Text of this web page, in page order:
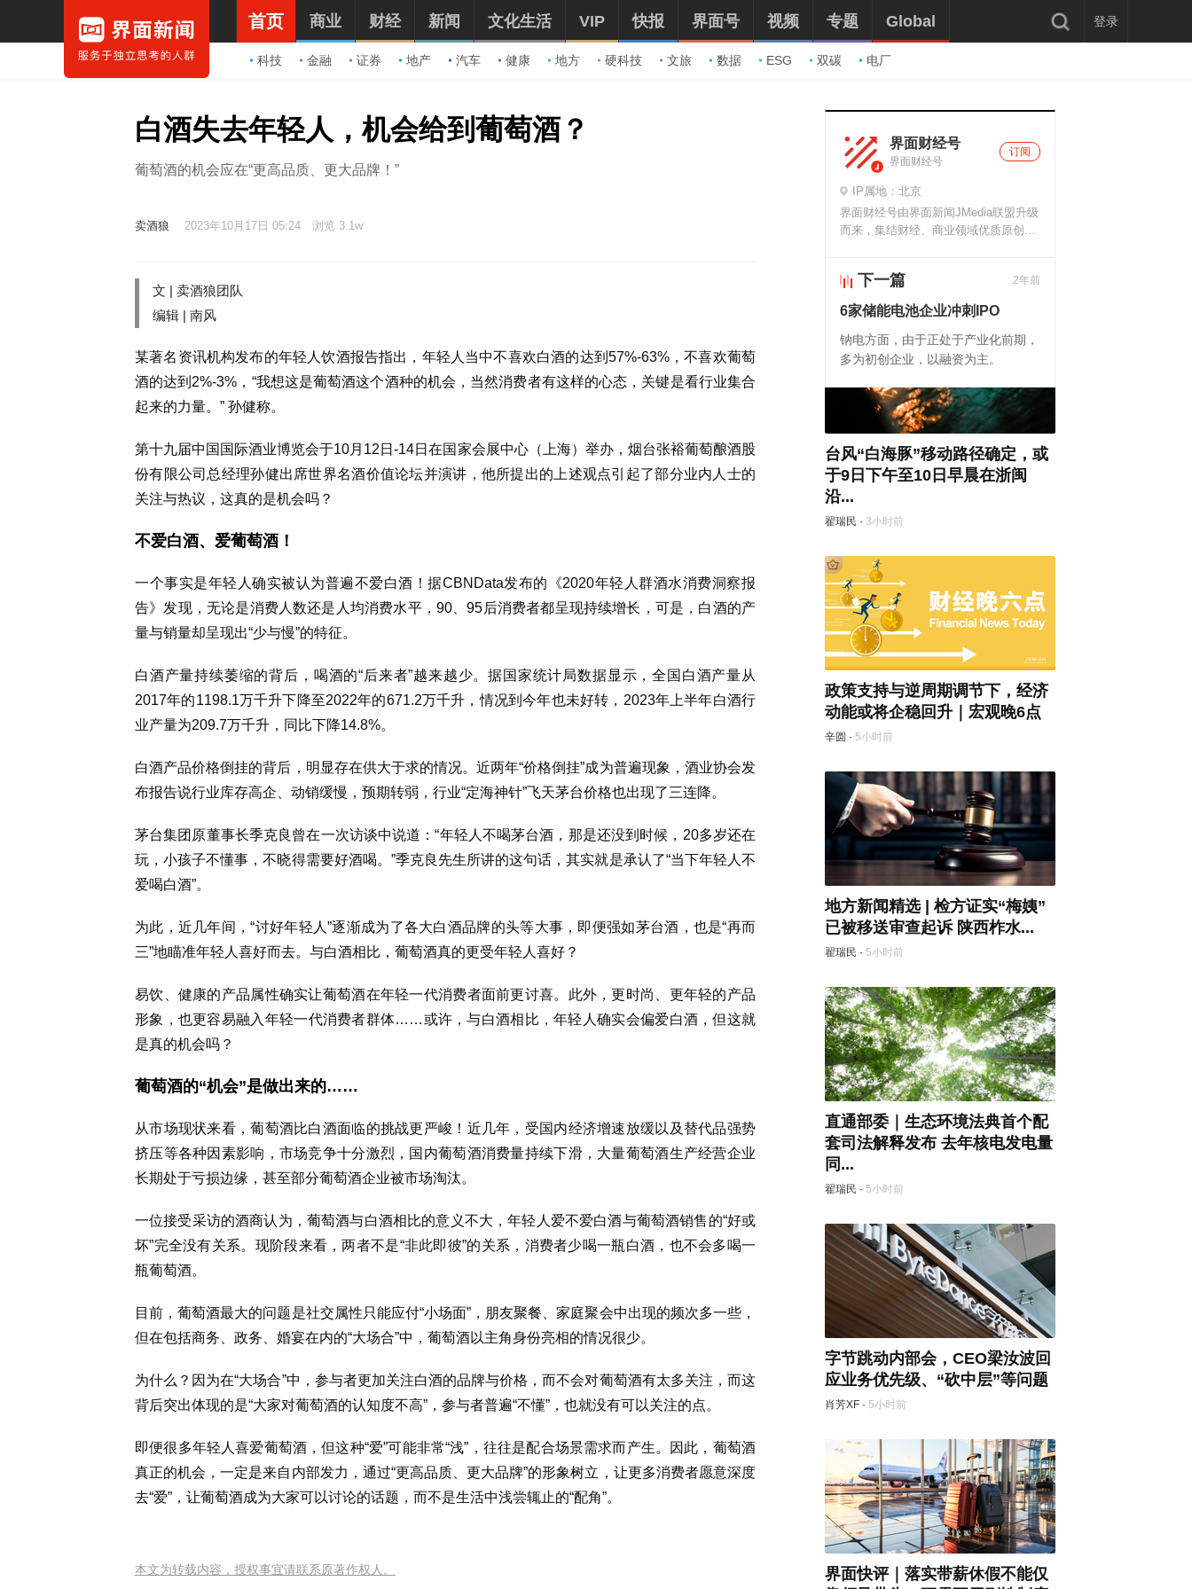
首页
科技 金融 证券 地产 汽车 健康 地方 硬科技 文旅 数据 ESG 双碳 电厂
商业 财经 新闻 文化生活 VIP 快报 界面号 视频 专题 Global 登录
白酒失去年轻人，机会给到葡萄酒？
葡萄酒的机会应在“更高品质、更大品牌！”
卖酒狼 2023年10月17日 05:24 浏览 3.1w
文 | 卖酒狼团队
编辑 | 南风
某著名资讯机构发布的年轻人饮酒报告指出，年轻人当中不喜欢白酒的达到57%-63%，不喜欢葡萄
酒的达到2%-3%，“我想这是葡萄酒这个酒种的机会，当然消费者有这样的心态，关键是看行业集合
起来的力量。” 孙健称。
第十九届中国国际酒业博览会于10月12日-14日在国家会展中心（上海）举办，烟台张裕葡萄酿酒股
份有限公司总经理孙健出席世界名酒价值论坛并演讲，他所提出的上述观点引起了部分业内人士的
关注与热议，这真的是机会吗？
不爱白酒、爱葡萄酒！
一个事实是年轻人确实被认为普遍不爱白酒！据CBNData发布的《2020年轻人群酒水消费洞察报
告》发现，无论是消费人数还是人均消费水平，90、95后消费者都呈现持续增长，可是，白酒的产
量与销量却呈现出“少与慢”的特征。
白酒产量持续萎缩的背后，喝酒的“后来者”越来越少。据国家统计局数据显示，全国白酒产量从
2017年的1198.1万千升下降至2022年的671.2万千升，情况到今年也未好转，2023年上半年白酒行
业产量为209.7万千升，同比下降14.8%。
白酒产品价格倒挂的背后，明显存在供大于求的情况。近两年“价格倒挂”成为普遍现象，酒业协会发
布报告说行业库存高企、动销缓慢，预期转弱，行业“定海神针”飞天茅台价格也出现了三连降。
茅台集团原董事长季克良曾在一次访谈中说道：“年轻人不喝茅台酒，那是还没到时候，20多岁还在
玩，小孩子不懂事，不晓得需要好酒喝。”季克良先生所讲的这句话，其实就是承认了“当下年轻人不
爱喝白酒”。
为此，近几年间，“讨好年轻人”逐渐成为了各大白酒品牌的头等大事，即便强如茅台酒，也是“再而
三”地瞄准年轻人喜好而去。与白酒相比，葡萄酒真的更受年轻人喜好？
易饮、健康的产品属性确实让葡萄酒在年轻一代消费者面前更讨喜。此外，更时尚、更年轻的产品
形象，也更容易融入年轻一代消费者群体……或许，与白酒相比，年轻人确实会偏爱白酒，但这就
是真的机会吗？
葡萄酒的“机会”是做出来的……
从市场现状来看，葡萄酒比白酒面临的挑战更严峻！近几年，受国内经济增速放缓以及替代品强势
挤压等各种因素影响，市场竞争十分激烈，国内葡萄酒消费量持续下滑，大量葡萄酒生产经营企业
长期处于亏损边缘，甚至部分葡萄酒企业被市场淘汰。
一位接受采访的酒商认为，葡萄酒与白酒相比的意义不大，年轻人爱不爱白酒与葡萄酒销售的“好或
坏”完全没有关系。现阶段来看，两者不是“非此即彼”的关系，消费者少喝一瓶白酒，也不会多喝一
瓶葡萄酒。
目前，葡萄酒最大的问题是社交属性只能应付“小场面”，朋友聚餐、家庭聚会中出现的频次多一些，
但在包括商务、政务、婚宴在内的“大场合”中，葡萄酒以主角身份亮相的情况很少。
为什么？因为在“大场合”中，参与者更加关注白酒的品牌与价格，而不会对葡萄酒有太多关注，而这
背后突出体现的是“大家对葡萄酒的认知度不高”，参与者普遍“不懂”，也就没有可以关注的点。
即便很多年轻人喜爱葡萄酒，但这种“爱”可能非常“浅”，往往是配合场景需求而产生。因此，葡萄酒
真正的机会，一定是来自内部发力，通过“更高品质、更大品牌”的形象树立，让更多消费者愿意深度
去“爱”，让葡萄酒成为大家可以讨论的话题，而不是生活中浅尝辄止的“配角”。
本文为转载内容，授权事宜请联系原著作权人。
界面财经号
界面财经号
订阅
IP属地：北京
界面财经号由界面新闻JMedia联盟升级
而来，集结财经、商业领域优质原创微
下一篇 2年前
6家储能电池企业冲刺IPO
钠电方面，由于正处于产业化前期，
多为初创企业，以融资为主。
台风“白海豚”移动路径确定，或
于9日下午至10日早晨在浙闽
沿...
翟瑞民 · 3小时前
政策支持与逆周期调节下，经济
动能或将企稳回升｜宏观晚6点
辛圆 · 5小时前
地方新闻精选 | 检方证实“梅姨”
已被移送审查起诉 陕西柞水...
翟瑞民 · 5小时前
直通部委｜生态环境法典首个配
套司法解释发布 去年核电发电量
同...
翟瑞民 · 5小时前
字节跳动内部会，CEO梁汝波回
应业务优先级、“砍中层”等问题
肖芳XF · 5小时前
界面快评｜落实带薪休假不能仅